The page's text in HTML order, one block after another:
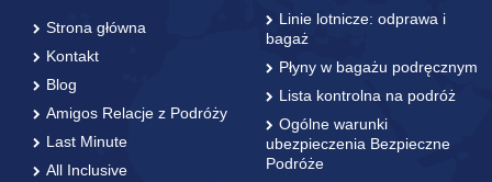
Strona główna
Kontakt
Blog
Amigos Relacje z Podróży
Last Minute
All Inclusive
Linie lotnicze: odprawa i
bagaż
Płyny w bagażu podręcznym
Lista kontrolna na podróż
Ogólne warunki
ubezpieczenia Bezpieczne
Podróże